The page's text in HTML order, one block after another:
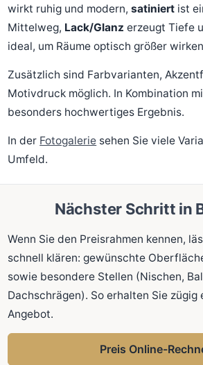
wirkt ruhig und modern,satiniert ist
Mittelweg, Lack/Glanz erzeugt Tiefe
ideal, um Räume optisch größer
Zusätzlich sind Farbvarianten,
Motivdruck möglich. In Kombination
besonders hochwertiges Ergebnis.
In der Fotogalerie sehen Sie viele
Umfeld.
Nächster Schritt in
Wenn Sie den Preisrahmen kennen,
schnell klären: gewünschte
sowie besondere Stellen (Nischen,
Dachschrägen). So erhalten Sie zügig
Angebot.
Preis Online-